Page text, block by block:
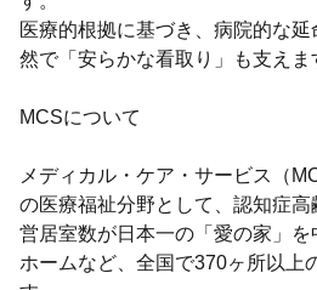
医療的根拠に基づき、病院的な
然で「安らかな看取り」も支えま
MCSについて
メディカル・ケア・サービス（
の医療福祉分野として、認知症
営居室数が日本一の「愛の家」を
ホームなど、全国で370ヶ所以上